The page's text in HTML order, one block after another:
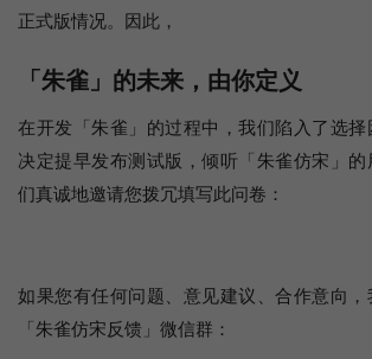
正式版情况。因此，
「朱雀」的未来，由你定义
在开发「朱雀」的过程中，我们陷入了选
决定提早发布测试版，倾听「朱雀仿宋」
们真诚地邀请您拨冗填写此问卷：
如果您有任何问题、意见建议、合作意向，
「朱雀仿宋反馈」微信群：